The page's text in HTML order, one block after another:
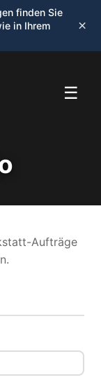
finden Sie
in Ihrem
×
☰
Aufträge